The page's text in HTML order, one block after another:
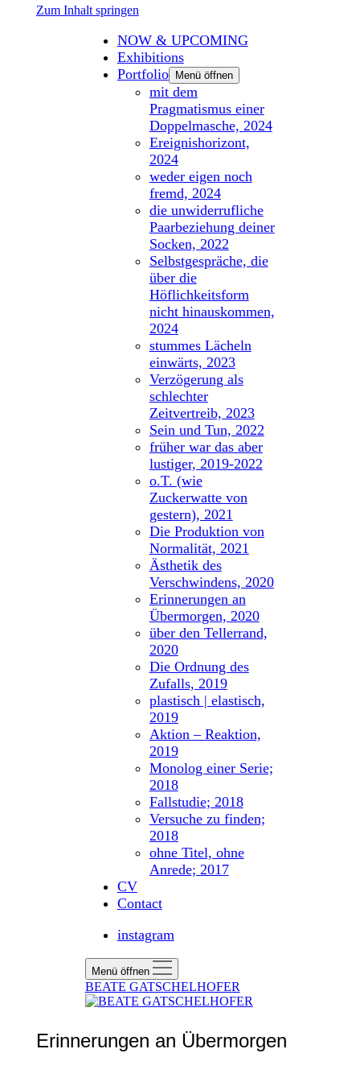
Zum Inhalt springen
NOW & UPCOMING
Exhibitions
Portfolio
Menü öffnen
mit dem
Pragmatismus einer
Doppelmasche, 2024
Ereignishorizont,
2024
weder eigen noch
fremd, 2024
die unwiderrufliche
Paarbeziehung deiner
Socken, 2022
Selbstgespräche, die
über die
Höflichkeitsform
nicht hinauskommen,
2024
stummes Lächeln
einwärts, 2023
Verzögerung als
schlechter
Zeitvertreib, 2023
Sein und Tun, 2022
früher war das aber
lustiger, 2019-2022
o.T. (wie
Zuckerwatte von
gestern), 2021
Die Produktion von
Normalität, 2021
Ästhetik des
Verschwindens, 2020
Erinnerungen an
Übermorgen, 2020
über den Tellerrand,
2020
Die Ordnung des
Zufalls, 2019
plastisch | elastisch,
2019
Aktion – Reaktion,
2019
Monolog einer Serie;
2018
Fallstudie; 2018
Versuche zu finden;
2018
ohne Titel, ohne
Anrede; 2017
CV
Contact
instagram
Menü öffnen
BEATE GATSCHELHOFER
Erinnerungen an Übermorgen